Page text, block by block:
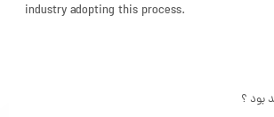
industry adopting this process.
بود ؟